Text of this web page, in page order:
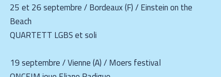
25 et 26 septembre / Bordeaux (F) / Einstein on the
Beach
QUARTETT LGBS et soli
19 septembre / Vienne (A) / Moers festival